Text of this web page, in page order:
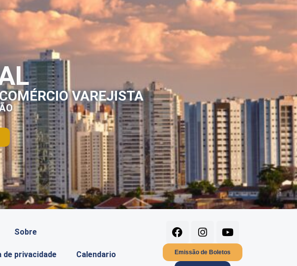
VAREJISTA
Sobre
de privacidade Calendario Emissão de Boletos